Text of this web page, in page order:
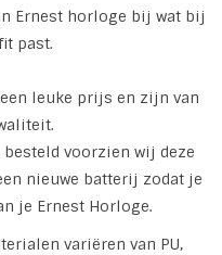
Ernest horloge bij wat bij
past.
leuke prijs en zijn van
voorzien wij deze
nieuwe batterij zodat je
je Ernest Horloge.
variëren van PU,